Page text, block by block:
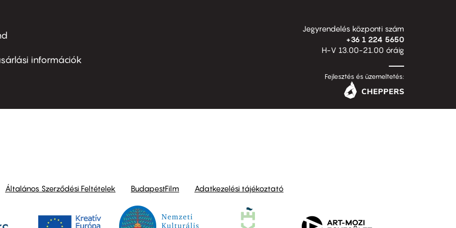
információk
Jegyrendelés központi szám
+36 1 224 5650
H-V 13.00-21.00 óráig
Fejlesztés és üzemeltetés:
Általános Szerződési Feltételek BudapestFilm Adatkezelési tájékoztató